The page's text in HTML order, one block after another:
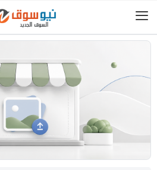
الرئيسية
جوالات أجهزة لوحية